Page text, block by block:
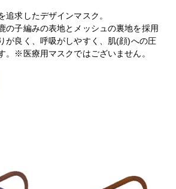
追求したデザインマスク。
の子編みの表地とメッシュの裏地を採用
が良く、呼吸がしやすく、肌(顔)への圧
。※医療用マスクではございません。